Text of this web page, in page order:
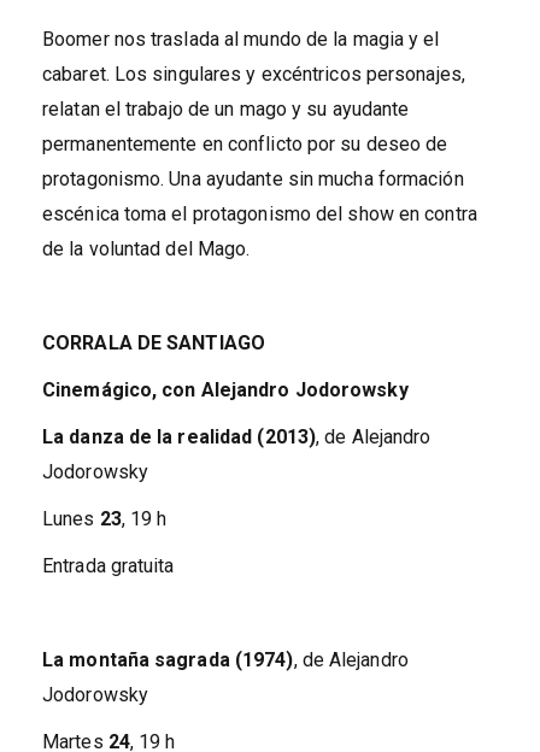
Boomer nos traslada al mundo de la magia y el
cabaret. Los singulares y excéntricos personajes,
relatan el trabajo de un mago y su ayudante
permanentemente en conflicto por su deseo de
protagonismo. Una ayudante sin mucha formación
escénica toma el protagonismo del show en contra
de la voluntad del Mago.
CORRALA DE SANTIAGO
Cinemágico, con Alejandro Jodorowsky
La danza de la realidad (2013), de Alejandro
Jodorowsky
Lunes 23, 19 h
Entrada gratuita
La montaña sagrada (1974), de Alejandro
Jodorowsky
Martes 24, 19 h